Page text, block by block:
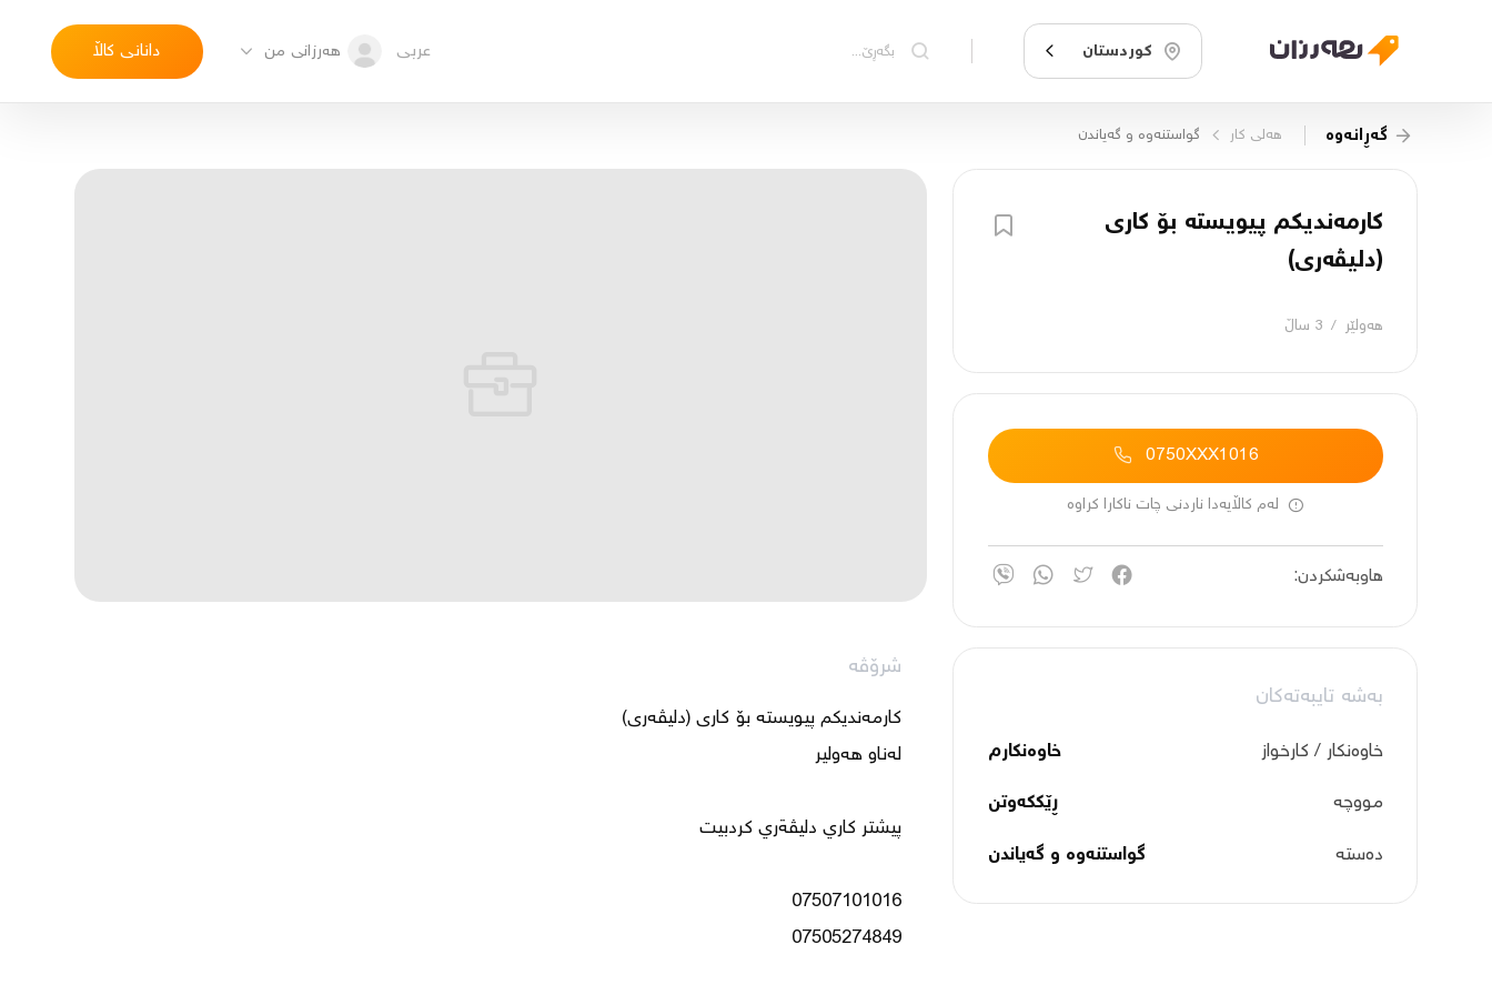
کوردستان عربی هەرزانی من دانانی کاڵا
گەڕانەوە هه‌لی کار گواستنەوە و گەیاندن
کارمەندیکم پیویستە بۆ کاری
(دلیڤەری)
هەولێر / 3 ساڵ
0750XXX1016
لەم کاڵایەدا ناردنی چات ناکارا کراوە
هاوبەشکردن:
بەشە تایبەتەکان
خاوەنکار / کارخواز
خاوەنکارم
مووچە
ڕێککەوتن
دەستە
گواستنەوە و گەیاندن
شرۆڤە